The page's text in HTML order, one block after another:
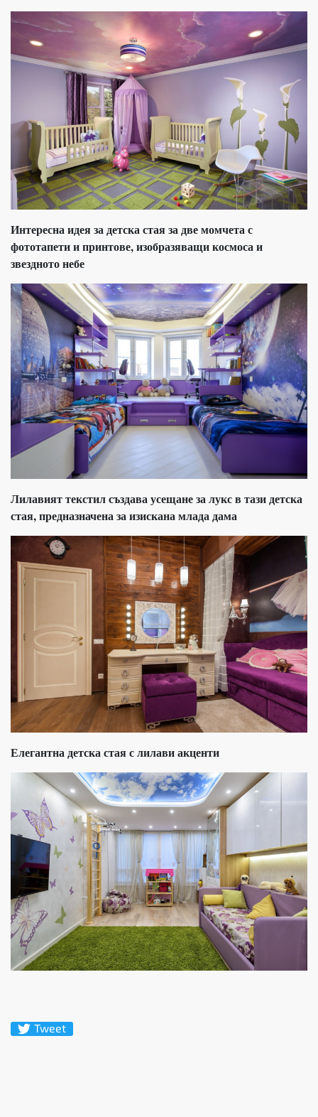
Интересна идея за детска стая за две момчета с
фототапети и принтове, изобразяващи космоса и
звездното небе
Лилавият текстил създава усещане за лукс в тази детска
стая, предназначена за изискана млада дама
Елегантна детска стая с лилави акценти
Tweet